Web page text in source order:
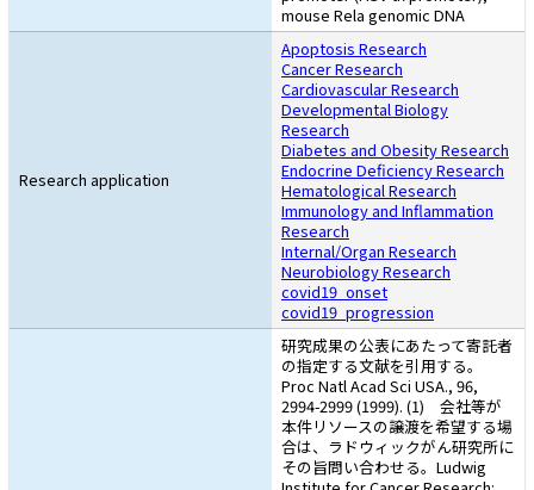
mouse Rela genomic DNA
Research application
Apoptosis Research
Cancer Research
Cardiovascular Research
Developmental Biology
Research
Diabetes and Obesity Research
Endocrine Deficiency Research
Hematological Research
Immunology and Inflammation
Research
Internal/Organ Research
Neurobiology Research
covid19_onset
covid19_progression
研究成果の公表にあたって寄託者
の指定する文献を引用する。
Proc Natl Acad Sci USA., 96,
2994-2999 (1999). (1) 会社等が
本件リソースの譲渡を希望する場
合は、ラドウィックがん研究所に
その旨問い合わせる。Ludwig